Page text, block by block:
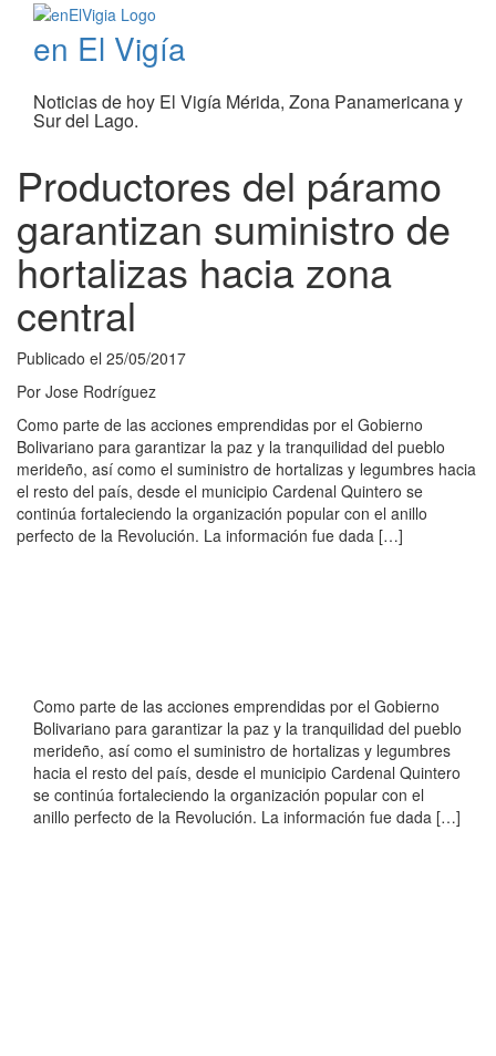
en El Vigía
Noticias de hoy El Vigía Mérida, Zona Panamericana y
Sur del Lago.
Productores del páramo
garantizan suministro de
hortalizas hacia zona
central
Publicado el 25/05/2017
Por Jose Rodríguez
Como parte de las acciones emprendidas por el Gobierno
Bolivariano para garantizar la paz y la tranquilidad del pueblo
merideño, así como el suministro de hortalizas y legumbres hacia
el resto del país, desde el municipio Cardenal Quintero se
continúa fortaleciendo la organización popular con el anillo
perfecto de la Revolución. La información fue dada […]
Como parte de las acciones emprendidas por el Gobierno
Bolivariano para garantizar la paz y la tranquilidad del pueblo
merideño, así como el suministro de hortalizas y legumbres
hacia el resto del país, desde el municipio Cardenal Quintero
se continúa fortaleciendo la organización popular con el
anillo perfecto de la Revolución. La información fue dada […]